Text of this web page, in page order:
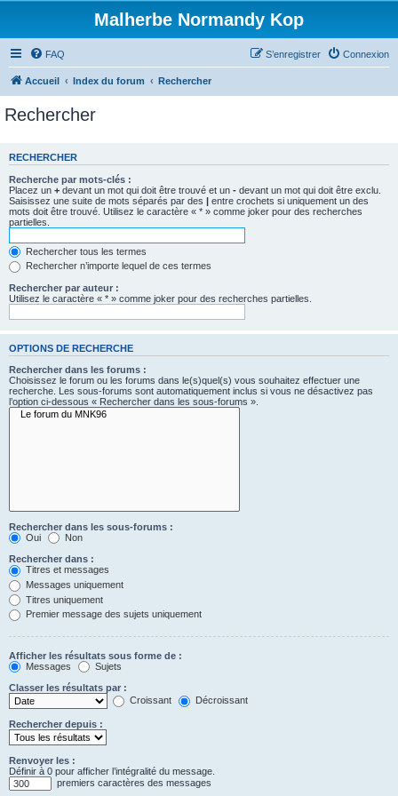
Malherbe Normandy Kop
FAQ Connexion
S’enregistrer
Accueil Index du forum Rechercher
Rechercher
RECHERCHER
Recherche par mots-clés :
Placez un + devant un mot qui doit être trouvé et un - devant un mot qui doit être exclu.
Saisissez une suite de mots séparés par des | entre crochets si uniquement un des
mots doit être trouvé. Utilisez le caractère « * » comme joker pour des recherches
partielles.
Rechercher tous les termes
Rechercher n’importe lequel de ces termes
Rechercher par auteur :
Utilisez le caractère « * » comme joker pour des recherches partielles.
OPTIONS DE RECHERCHE
Rechercher dans les forums :
Choisissez le forum ou les forums dans le(s)quel(s) vous souhaitez effectuer une
recherche. Les sous-forums sont automatiquement inclus si vous ne désactivez pas
l’option ci-dessous « Rechercher dans les sous-forums ».
Rechercher dans les sous-forums :
Oui
Non
Rechercher dans :
Titres et messages
Messages uniquement
Titres uniquement
Premier message des sujets uniquement
Afficher les résultats sous forme de :
Messages
Sujets
Classer les résultats par :
Croissant
Décroissant
Rechercher depuis :
Renvoyer les :
Définir à 0 pour afficher l’intégralité du message.
premiers caractères des messages